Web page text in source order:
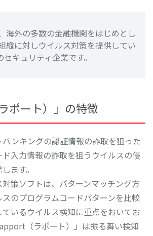
外の多数の金融機関をはじめとし
織に対しウイルス対策を提供してい
キュリティ企業です。
ポート）」の特徴
ンキングの認証情報の詐取を狙った
入力情報の詐取を狙うウイルスの侵
ます。
策ソフトは、パターンマッチング方
のプログラムコードパターンを比較
いるウイルス検知に重点をおいてお
（ラポート）」は振る舞い検知